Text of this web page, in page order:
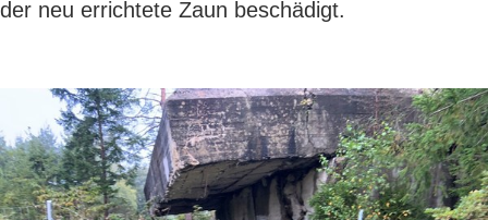
der neu errichtete Zaun beschädigt.